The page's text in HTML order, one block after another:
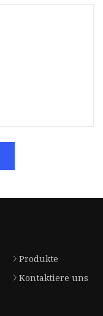
Produkte
Kontaktiere uns